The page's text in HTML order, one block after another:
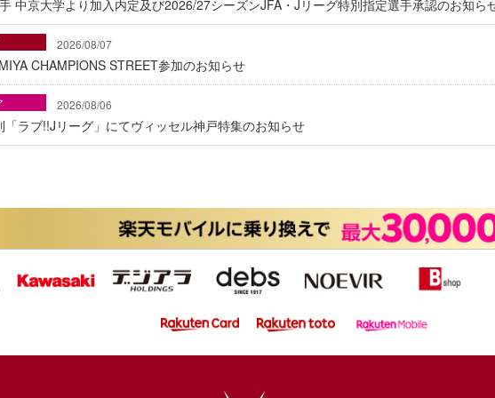
中京大学より加入内定及び2026/27シーズンJFA・Jリーグ特別指定選手承認のお知ら
2026/08/07
CHAMPIONS STREET参加のお知らせ
2026/08/06
「ラブ!!Jリーグ」にてヴィッセル神戸特集のお知らせ